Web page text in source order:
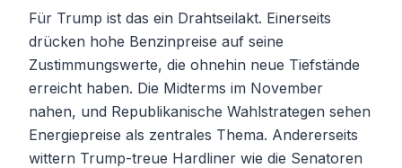
Für Trump ist das ein Drahtseilakt. Einerseits
drücken hohe Benzinpreise auf seine
Zustimmungswerte, die ohnehin neue Tiefstände
erreicht haben. Die Midterms im November
nahen, und Republikanische Wahlstrategen sehen
Energiepreise als zentrales Thema. Andererseits
wittern Trump-treue Hardliner wie die Senatoren